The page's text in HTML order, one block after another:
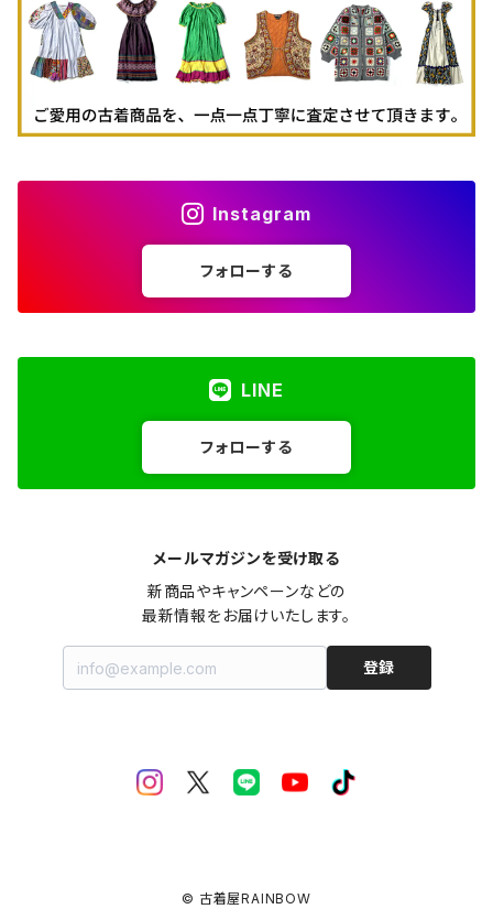
Instagram
フォローする
LINE
フォローする
メールマガジンを受け取る
新商品やキャンペーンなどの
最新情報をお届けいたします。
登録
© 古着屋RAINBOW